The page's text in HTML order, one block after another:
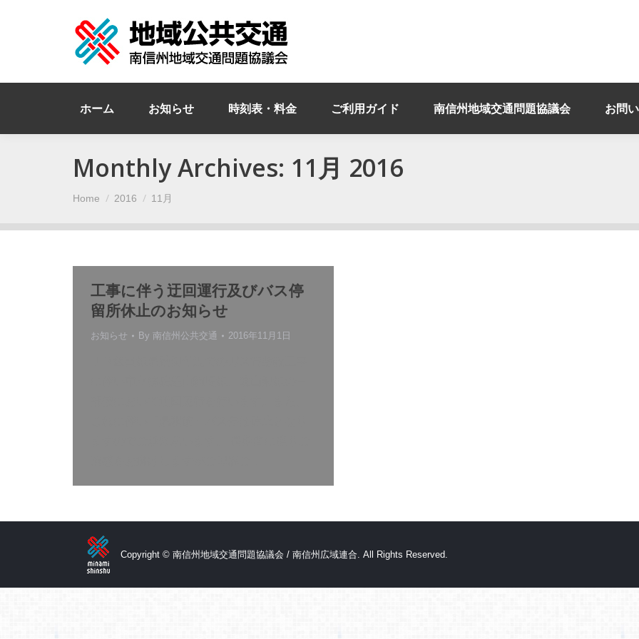
ホーム お知らせ 時刻表・料金 ご利用ガイド 南信州地域交通問題協議会 お問
Monthly Archives: 11月 2016
You are here:
Home 2016 11月
工事に伴う迂回運行及びバス停
留所休止のお知らせ
お知らせ By 南信州公共交通 2016年11月1日
Copyright © 南信州地域交通問題協議会 / 南信州広域連合. All Rights Reserved.